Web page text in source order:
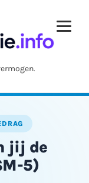
jij de
5)